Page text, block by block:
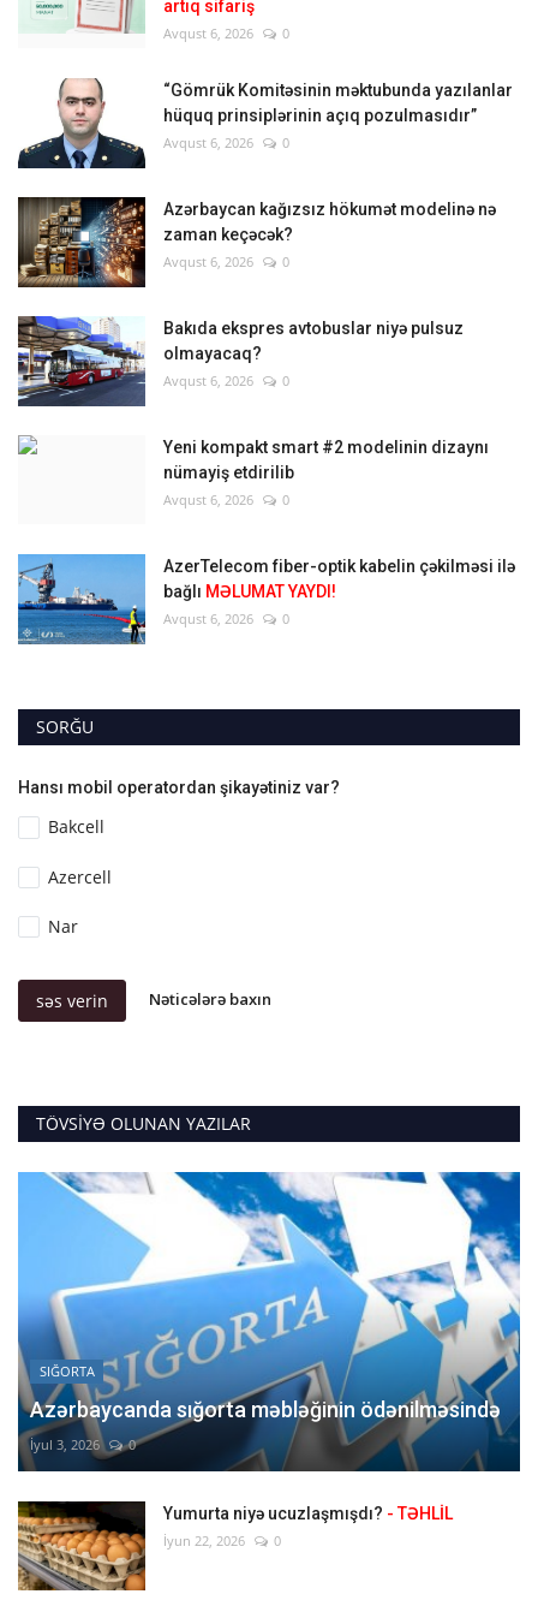
artıq sifariş
Avqust 6, 2026 0
“Gömrük Komitəsinin məktubunda yazılanlar
hüquq prinsiplərinin açıq pozulmasıdır”
Avqust 6, 2026 0
Azərbaycan kağızsız hökumət modelinə nə
zaman keçəcək?
Avqust 6, 2026 0
Bakıda ekspres avtobuslar niyə pulsuz
olmayacaq?
Avqust 6, 2026 0
Yeni kompakt smart #2 modelinin dizaynı
nümayiş etdirilib
Avqust 6, 2026 0
AzerTelecom fiber-optik kabelin çəkilməsi ilə
bağlı MƏLUMAT YAYDI!
Avqust 6, 2026 0
SORĞU
Hansı mobil operatordan şikayətiniz var?
Bakcell
Azercell
Nar
səs verin Nəticələrə baxın
TÖVSIYƏ OLUNAN YAZILAR
SIĞORTA
Azərbaycanda sığorta məbləğinin ödənilməsində
İyul 3, 2026 0
Yumurta niyə ucuzlaşmışdı? - TƏHLİL
İyun 22, 2026 0